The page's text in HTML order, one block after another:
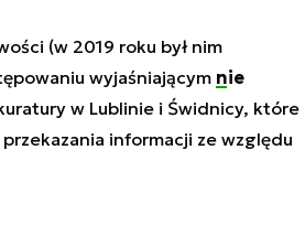
(w 2019 roku był nim
wyjaśniającym nie
w Lublinie i Świdnicy, które
informacji ze względu